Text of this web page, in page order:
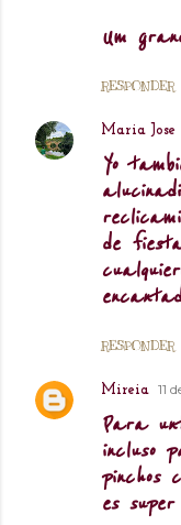
Um
RESPONDER
Maria Jose
Yo
de
RESPONDER
Mireia 11
Para
incluso
pinchos
es